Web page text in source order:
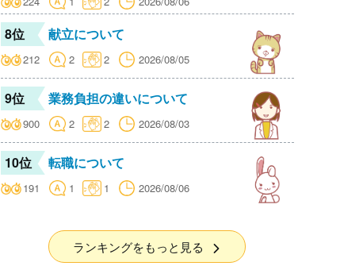
8位 献立について
212 2 2 2026/08/05
9位 業務負担の違いについて
900 2 2 2026/08/03
10位 転職について
191 1 1 2026/08/06
ランキングをもっと見る